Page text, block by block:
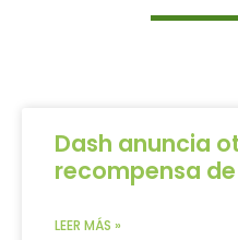
Dash anuncia
recompensa de
LEER MÁS »